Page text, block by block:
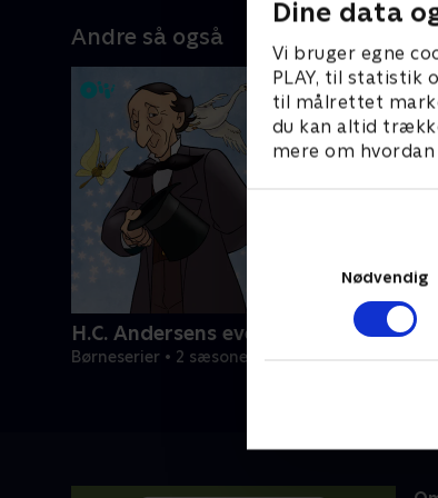
Dine data
Vi bruger egne
PLAY, til statistik
til målrettet
du kan altid
mere om
Nødvendig
Andre så også
H.C. Andersens eventyr
Børneserier • 2 sæsoner